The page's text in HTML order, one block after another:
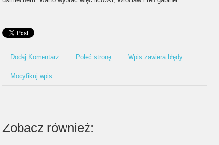
Dodaj Komentarz Poleć stronę Wpis zawiera błędy
Modyfikuj wpis
Zobacz również: